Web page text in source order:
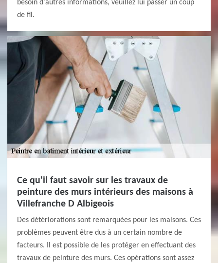
besoin d'autres informations, veuillez lui passer un coup
de fil.
Ce qu'il faut savoir sur les travaux de
peinture des murs intérieurs des maisons à
Villefranche D Albigeois
Des détériorations sont remarquées pour les maisons. Ces
problèmes peuvent être dus à un certain nombre de
facteurs. Il est possible de les protéger en effectuant des
travaux de peinture des murs. Ces opérations sont assez